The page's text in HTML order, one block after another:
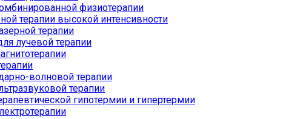
физиотерапии
терапии высокой интенсивности
терапии
лучевой терапии
волновой терапии
терапии
гипотермии и гипертермии